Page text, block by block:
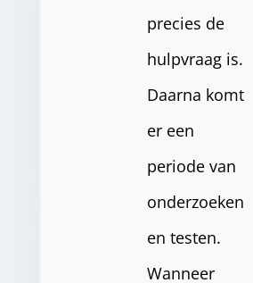
precies de
hulpvraag is.
Daarna komt
er een
periode van
onderzoeken
en testen.
Wanneer